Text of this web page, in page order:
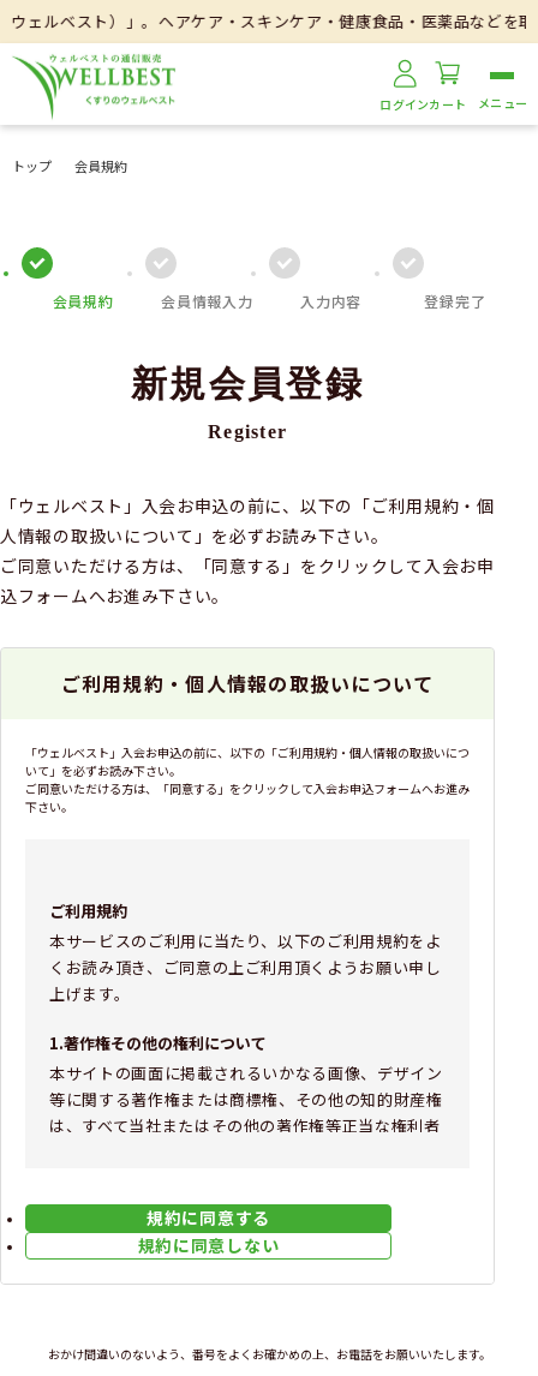
ルベスト）」。ヘアケア・スキンケア・健康食品・医薬品などを取
ログインカート
トップ 会員規約
会員規約 会員情報入力 入力内容 登録完了
新規会員登録
Register
「ウェルベスト」入会お申込の前に、以下の「ご利用規約・個
人情報の取扱いについて」を必ずお読み下さい。
ご同意いただける方は、「同意する」をクリックして入会お申
込フォームへお進み下さい。
ご利用規約・個人情報の取扱いについて
「ウェルベスト」入会お申込の前に、以下の「ご利用規約・個人情報の取扱いにつ
いて」を必ずお読み下さい。
ご同意いただける方は、「同意する」をクリックして入会お申込フォームへお進み
下さい。
ご利用規約
本サービスのご利用に当たり、以下のご利用規約をよ
くお読み頂き、ご同意の上ご利用頂くようお願い申し
上げます。
1.著作権その他の権利について
本サイトの画面に掲載されるいかなる画像、デザイン
等に関する著作権または商標権、その他の知的財産権
は、すべて当社またはその他の著作権等正当な権利者
2.IDおよびパスワードの管理
ご利用者は、ご自身が設定した ID およびパスワード
の使用、管理について一切の責任を負うものとしま
パスワードが第三者に漏洩した時、またはその恐れが
規約に同意しない
規約に同意する
おかけ間違いのないよう、番号をよくお確かめの上、お電話をお願いいたします。